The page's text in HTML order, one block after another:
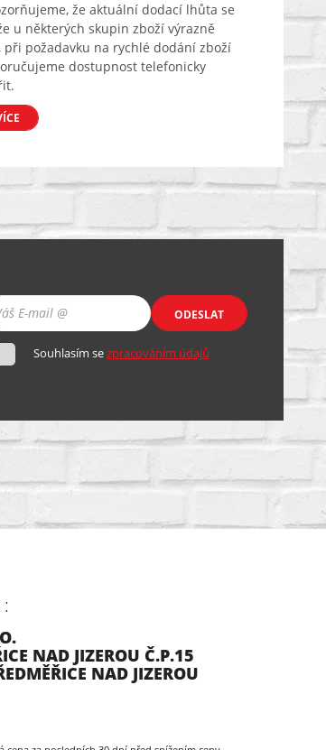
že aktuální dodací lhůta se
u některých skupin zboží výrazně
při požadavku na rychlé dodání zboží
dostupnost telefonicky
ODESLAT
Souhlasím sezpracováním údajů
NAD JIZEROU Č.P.15
NAD JIZEROU